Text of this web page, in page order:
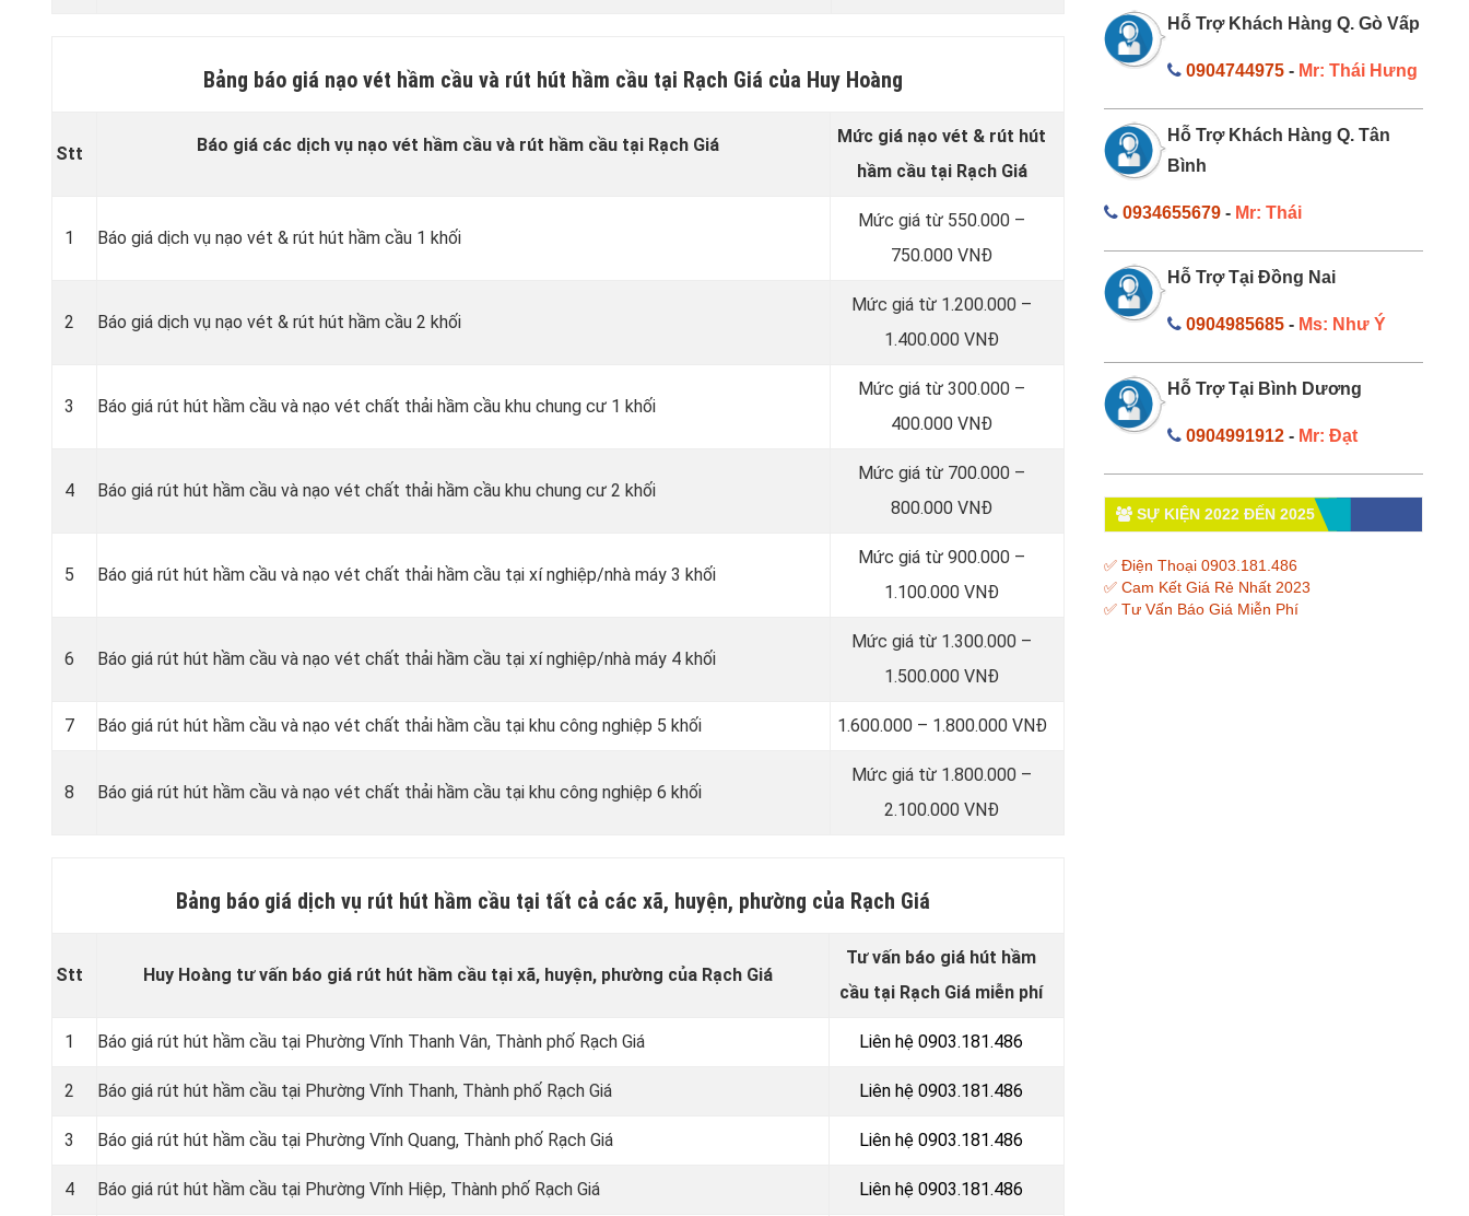
Bảng báo giá nạo vét hầm cầu và rút hút hầm cầu tại Rạch Giá của Huy Hoàng
Stt Báo giá các dịch vụ nạo vét hầm cầu và rút hầm cầu tại Rạch Giá
Mức giá nạo vét & rút hút
hầm cầu tại Rạch Giá
1 Báo giá dịch vụ nạo vét & rút hút hầm cầu 1 khối
Mức giá từ 550.000 –
750.000 VNĐ
2 Báo giá dịch vụ nạo vét & rút hút hầm cầu 2 khối
Mức giá từ 1.200.000 –
1.400.000 VNĐ
3 Báo giá rút hút hầm cầu và nạo vét chất thải hầm cầu khu chung cư 1 khối
Mức giá từ 300.000 –
400.000 VNĐ
4 Báo giá rút hút hầm cầu và nạo vét chất thải hầm cầu khu chung cư 2 khối
Mức giá từ 700.000 –
800.000 VNĐ
5 Báo giá rút hút hầm cầu và nạo vét chất thải hầm cầu tại xí nghiệp/nhà máy 3 khối
Mức giá từ 900.000 –
1.100.000 VNĐ
6 Báo giá rút hút hầm cầu và nạo vét chất thải hầm cầu tại xí nghiệp/nhà máy 4 khối
Mức giá từ 1.300.000 –
1.500.000 VNĐ
7 Báo giá rút hút hầm cầu và nạo vét chất thải hầm cầu tại khu công nghiệp 5 khối 1.600.000 – 1.800.000 VNĐ
8 Báo giá rút hút hầm cầu và nạo vét chất thải hầm cầu tại khu công nghiệp 6 khối
Mức giá từ 1.800.000 –
2.100.000 VNĐ
Bảng báo giá dịch vụ rút hút hầm cầu tại tất cả các xã, huyện, phường của Rạch Giá
Stt Huy Hoàng tư vấn báo giá rút hút hầm cầu tại xã, huyện, phường của Rạch Giá
Tư vấn báo giá hút hầm
cầu tại Rạch Giá miễn phí
1 Báo giá rút hút hầm cầu tại Phường Vĩnh Thanh Vân, Thành phố Rạch Giá Liên hệ 0903.181.486
2 Báo giá rút hút hầm cầu tại Phường Vĩnh Thanh, Thành phố Rạch Giá Liên hệ 0903.181.486
3 Báo giá rút hút hầm cầu tại Phường Vĩnh Quang, Thành phố Rạch Giá Liên hệ 0903.181.486
4 Báo giá rút hút hầm cầu tại Phường Vĩnh Hiệp, Thành phố Rạch Giá Liên hệ 0903.181.486
Hỗ Trợ Khách Hàng Q. Gò Vấp
0904744975 - Mr: Thái Hưng
Hỗ Trợ Khách Hàng Q. Tân
Bình
0934655679- Mr: Thái
Hỗ Trợ Tại Đồng Nai
0904985685 - Ms: Như Ý
Hỗ Trợ Tại Bình Dương
0904991912 - Mr: Đạt
SỰ KIỆN 2022 ĐẾN 2025
✅ Điện Thoại 0903.181.486
✅ Cam Kết Giá Rẻ Nhất 2023
✅ Tư Vấn Báo Giá Miễn Phí